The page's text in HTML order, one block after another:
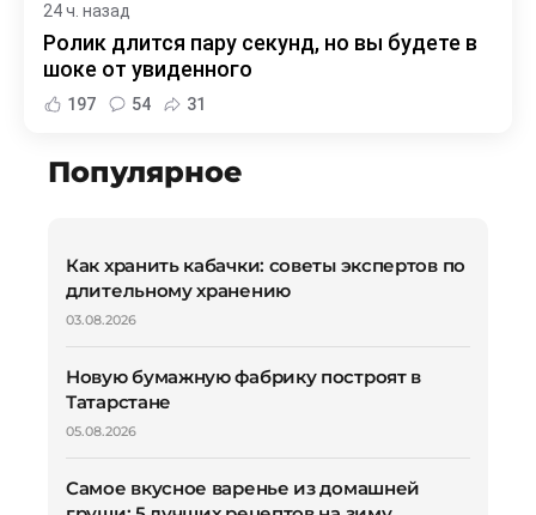
24 ч. назад
Ролик длится пару секунд, но вы будете в
шоке от увиденного
197 54 31
Популярное
Как хранить кабачки: советы экспертов по
длительному хранению
03.08.2026
Новую бумажную фабрику построят в
Татарстане
05.08.2026
Самое вкусное варенье из домашней